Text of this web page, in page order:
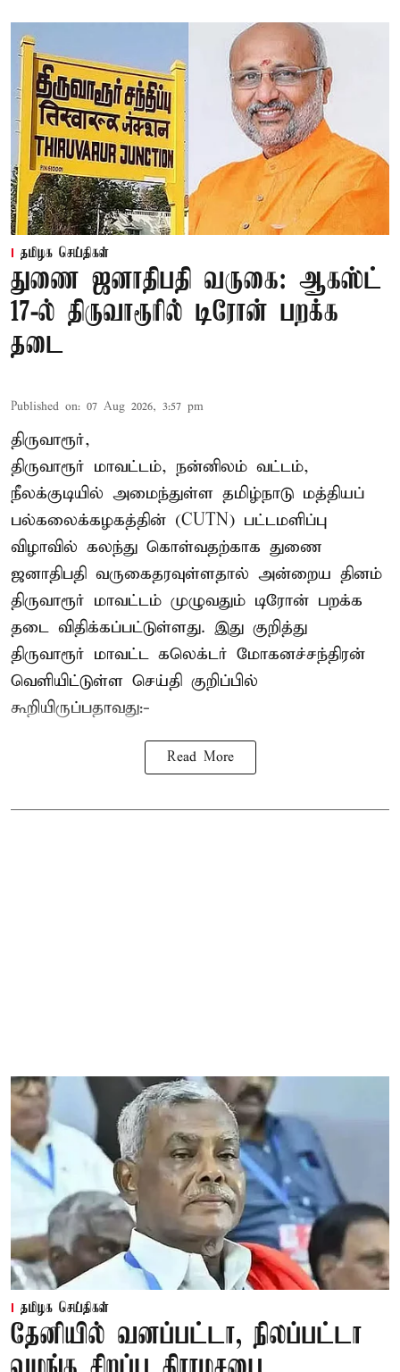
தமிழக செய்திகள்
துணை ஜனாதிபதி வருகை: ஆகஸ்ட்
17-ல் திருவாரூரில் டிரோன் பறக்க
தடை
Published on: 07 Aug 2026, 3:57 pm
திருவாரூர்,
திருவாரூர் மாவட்டம், நன்னிலம் வட்டம்,
நீலக்குடியில் அமைந்துள்ள தமிழ்நாடு மத்தியப்
பல்கலைக்கழகத்தின் (CUTN) பட்டமளிப்பு
விழாவில் கலந்து கொள்வதற்காக துணை
ஜனாதிபதி வருகைதரவுள்ளதால் அன்றைய தினம்
திருவாரூர் மாவட்டம் முழுவதும் டிரோன் பறக்க
தடை விதிக்கப்பட்டுள்ளது. இது குறித்து
திருவாரூர் மாவட்ட கலெக்டர் மோகனச்சந்திரன்
வெளியிட்டுள்ள செய்தி குறிப்பில்
கூறியிருப்பதாவது:-
Read More
தமிழக செய்திகள்
தேனியில் வனப்பட்டா, நிலப்பட்டா